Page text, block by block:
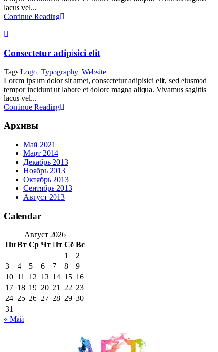
lacus vel...
Continue Reading
Consectetur adipisici elit
Tags Logo, Typography, Website
Lorem ipsum dolor sit amet, consectetur adipisici elit, sed eiusmod
tempor incidunt ut labore et dolore magna aliqua. Vivamus sagittis
lacus vel...
Continue Reading
Архивы
Май 2021
Март 2014
Декабрь 2013
Ноябрь 2013
Октябрь 2013
Сентябрь 2013
Август 2013
Calendar
Август 2026
Пн Вт Ср Чт Пт Сб Вс
1
2
3
4 5 6 7 8
9
10 11 12 13 14 15 16
17 18 19 20 21 22 23
24 25 26 27 28 29 30
31
« Май